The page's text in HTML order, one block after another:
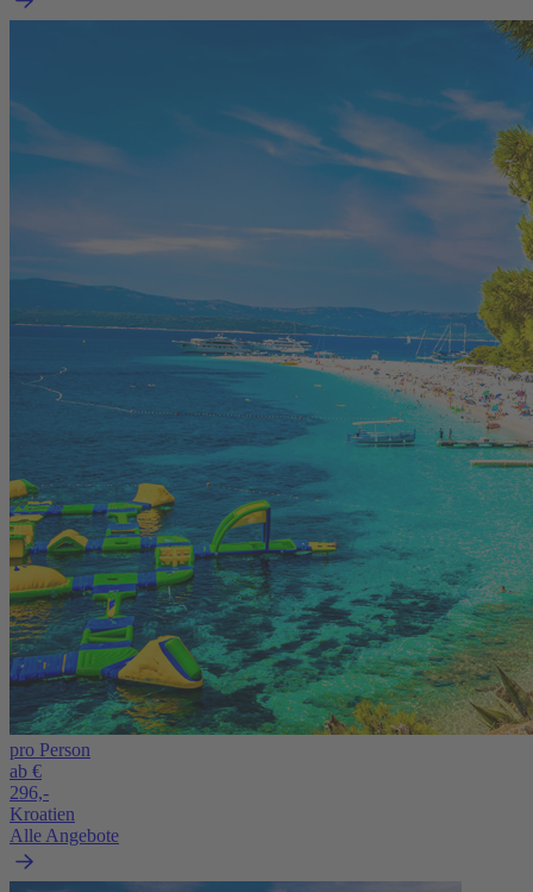
pro Person
ab €
296,-
Kroatien
Alle Angebote